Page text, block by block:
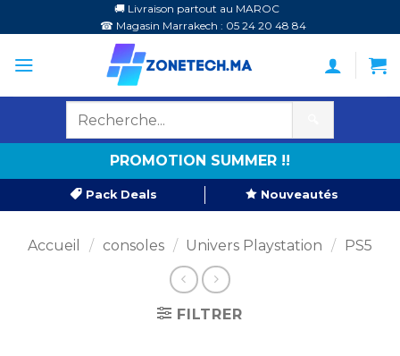
au
contenu
🚚 Livraison partout au MAROC
☎ Magasin Marrakech : 05 24 20 48 84
PROMOTION SUMMER !!
Pack Deals Nouveautés
Accueil / consoles / Univers Playstation / PS5
FILTRER